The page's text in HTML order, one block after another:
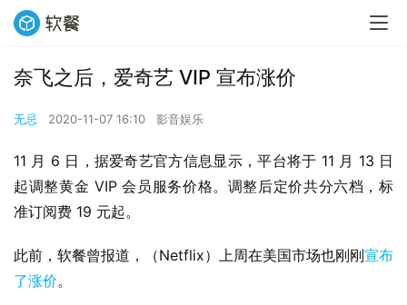
奈飞之后，爱奇艺 VIP 宣布涨价
无忌 2020-11-07 16:10 影音娱乐
11 月 6 日，据爱奇艺官方信息显示，平台将于 11 月 13 日
起调整黄金 VIP 会员服务价格。调整后定价共分六档，标
准订阅费 19 元起。
此前，软餐曾报道，（Netflix）上周在美国市场也刚刚宣布
了涨价。